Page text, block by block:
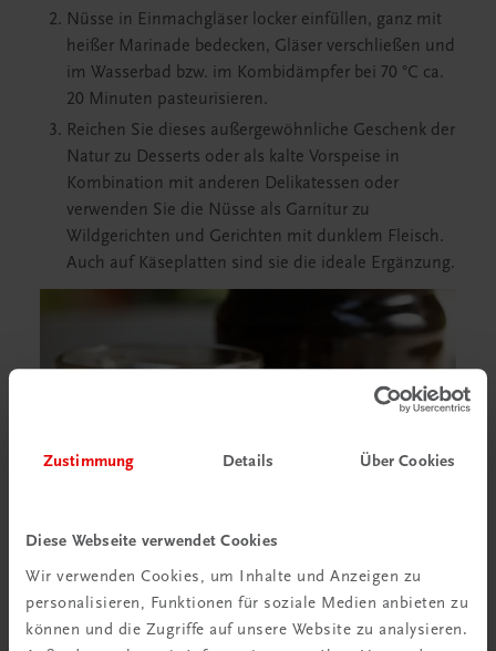
Zustimmung Details Über Cookies
Diese Webseite verwendet Cookies
Wir verwenden Cookies, um Inhalte und Anzeigen zu
personalisieren, Funktionen für soziale Medien anbieten zu
können und die Zugriffe auf unsere Website zu analysieren.
Nüsse in Einmachgläser locker einfüllen, ganz mit
heißer Marinade bedecken, Gläser verschließen und
im Wasserbad bzw. im Kombidämpfer bei 70 °C ca.
20 Minuten pasteurisieren.
Reichen Sie dieses außergewöhnliche Geschenk der
Natur zu Desserts oder als kalte Vorspeise in
Kombination mit anderen Delikatessen oder
verwenden Sie die Nüsse als Garnitur zu
Wildgerichten und Gerichten mit dunklem Fleisch.
Auch auf Käseplatten sind sie die ideale Ergänzung.